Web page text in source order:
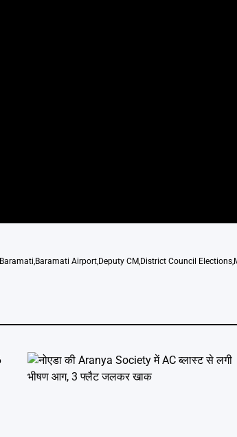
Baramati,Baramati Airport,Deputy CM,District Council Elections,